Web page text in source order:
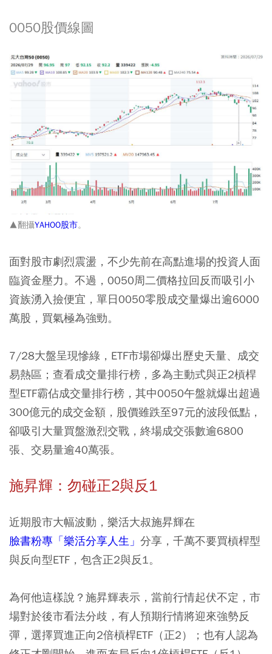
0050股價線圖
▲翻攝YAHOO股市。
面對股市劇烈震盪，不少先前在高點進場的投資人面
臨資金壓力。不過，0050周二價格拉回反而吸引小
資族湧入撿便宜，單日0050零股成交量爆出逾6000
萬股，買氣極為強勁。
7/28大盤呈現慘綠，ETF市場卻爆出歷史天量、成交
易熱區；查看成交量排行榜，多為主動式與正2槓桿
型ETF霸佔成交量排行榜，其中0050午盤就爆出超過
300億元的成交金額，股價雖跌至97元的波段低點，
卻吸引大量買盤激烈交戰，終場成交張數逾6800
張、交易量逾40萬張。
施昇輝：勿碰正2與反1
近期股市大幅波動，樂活大叔施昇輝在
臉書粉專「樂活分享人生」 分享，千萬不要買槓桿型
與反向型ETF，包含正2與反1。
為何他這樣說？施昇輝表示，當前行情起伏不定，市
場對於後市看法分歧，有人預期行情將迎來強勢反
彈，選擇買進正向2倍槓桿ETF（正2）；也有人認為